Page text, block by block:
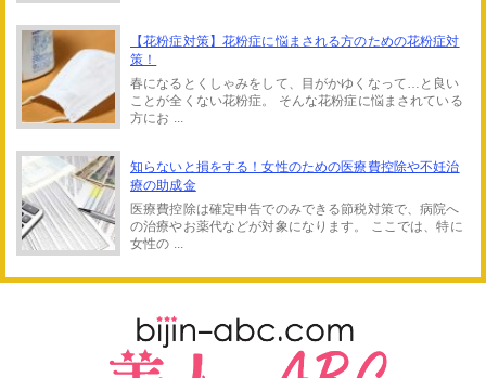
【花粉症対策】花粉症に悩まされる方のための花粉症対
策！
春になるとくしゃみをして、目がかゆくなって…と良い
ことが全くない花粉症。 そんな花粉症に悩まされている
方にお ...
知らないと損をする！女性のための医療費控除や不妊治
療の助成金
医療費控除は確定申告でのみできる節税対策で、病院へ
の治療やお薬代などが対象になります。 ここでは、特に
女性の ...